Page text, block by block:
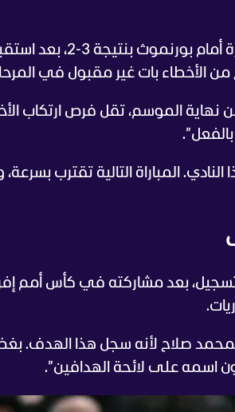
وتوقف سلوت مطولا عند
من الأخطاء بات غير مقبول في
نهاية الموسم، تقل فرص ارتكاب
بعد مشاركته في كأس أمم
لمحمد صلاح لأنه سجل هذا الهدف.
اسمه على لائحة الهدافين”.